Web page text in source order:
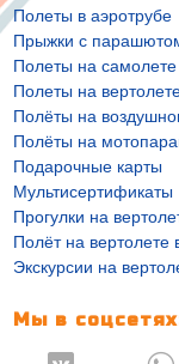
Полеты в аэротрубе
Прыжки с
Полеты на самолете
Полеты на
Полёты на
Полёты на
Подарочные карты
Мультисертификаты
Прогулки на
Полёт на вертолете
Экскурсии на
Мы в